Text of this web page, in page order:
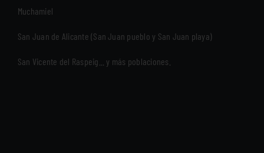
Muchamiel
San Juan de Alicante (San Juan pueblo y San Juan playa)
San Vicente del Raspeig... y más poblaciones.